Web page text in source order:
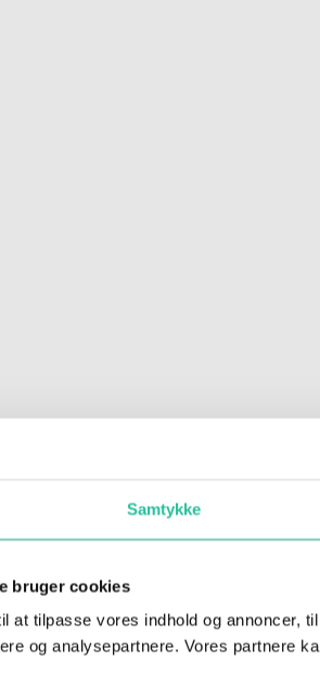
Samtykke
bruger cookies
at tilpasse vores indhold og annoncer,
og analysepartnere. Vores partnere